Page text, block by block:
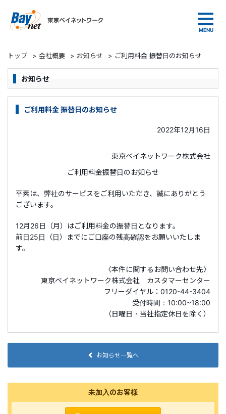
トップ > 会社概要 > お知らせ > ご利用料金 振替日のお知らせ
お知らせ
ご利用料金 振替日のお知らせ
2022年12月16日
東京ベイネットワーク株式会社
ご利用料金振替日のお知らせ
平素は、弊社のサービスをご利用いただき、誠にありがとう
ございます。
12月26日（月）はご利用料金の振替日となります。
前日25日（日）までにご口座の残高確認をお願いいたしま
す。
〈本件に関するお問い合わせ先〉
東京ベイネットワーク株式会社 カスタマーセンター
フリーダイヤル：0120-44-3404
受付時間：10:00~18:00
（日曜日・当社指定休日を除く）
お知らせ一覧へ
未加入のお客様